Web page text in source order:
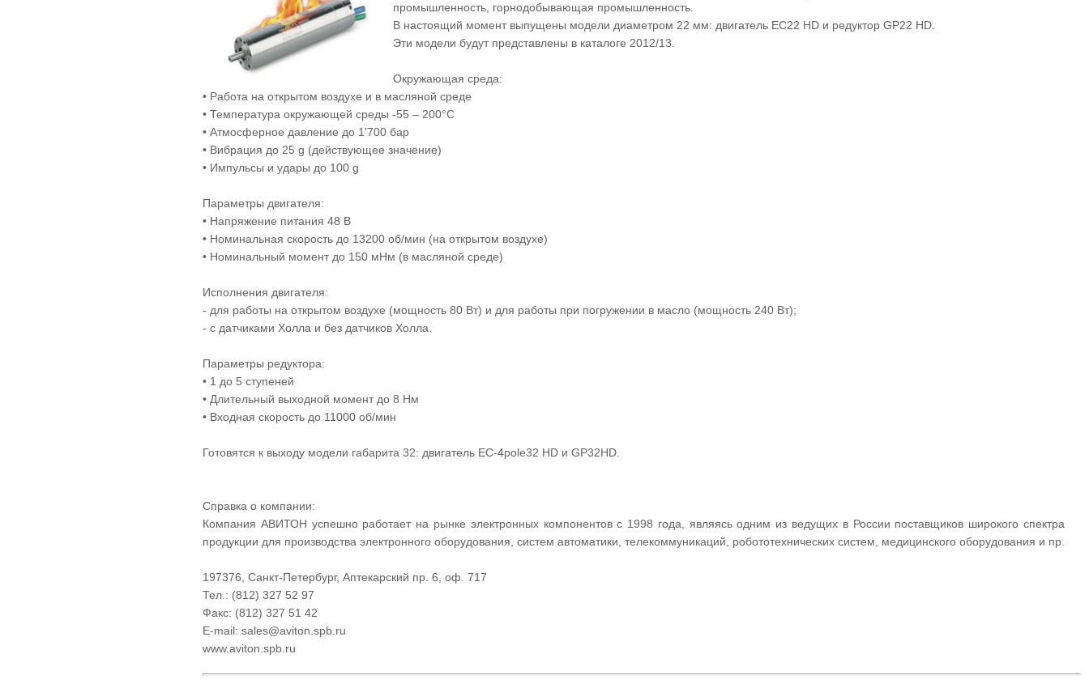
промышленность, горнодобывающая промышленность.
В настоящий момент выпущены модели диаметром 22 мм: двигатель EC22 HD и редуктор GP22 HD.
Эти модели будут представлены в каталоге 2012/13.
Окружающая среда:
• Работа на открытом воздухе и в масляной среде
• Температура окружающей среды -55 – 200°C
• Атмосферное давление до 1'700 бар
• Вибрация до 25 g (действующее значение)
• Импульсы и удары до 100 g
Параметры двигателя:
• Напряжение питания 48 В
• Номинальная скорость до 13200 об/мин (на открытом воздухе)
• Номинальный момент до 150 мНм (в масляной среде)
Исполнения двигателя:
- для работы на открытом воздухе (мощность 80 Вт) и для работы при погружении в масло (мощность 240 Вт);
- с датчиками Холла и без датчиков Холла.
Параметры редуктора:
• 1 до 5 ступеней
• Длительный выходной момент до 8 Нм
• Входная скорость до 11000 об/мин
Готовятся к выходу модели габарита 32: двигатель EC-4pole32 HD и GP32HD.
Справка о компании:
Компания АВИТОН успешно работает на рынке электронных компонентов с 1998 года, являясь одним из ведущих в России поставщиков широкого спектра
продукции для производства электронного оборудования, систем автоматики, телекоммуникаций, робототехнических систем, медицинского оборудования и пр.
197376, Санкт-Петербург, Аптекарский пр. 6, оф. 717
Тел.: (812) 327 52 97
Факс: (812) 327 51 42
E-mail: sales@aviton.spb.ru
www.aviton.spb.ru